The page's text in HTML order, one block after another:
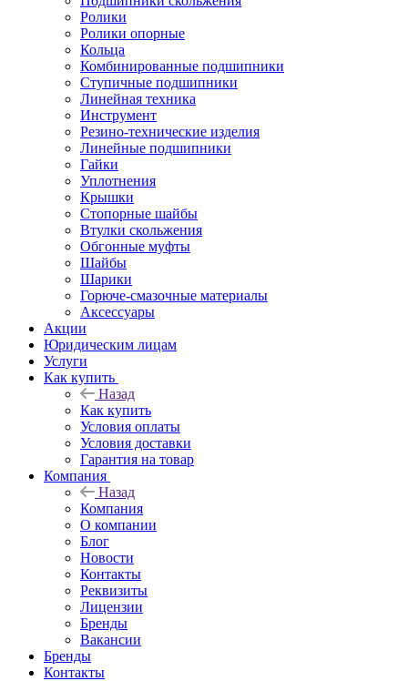
Ролики
Ролики опорные
Кольца
Комбинированные подшипники
Ступичные подшипники
Линейная техника
Инструмент
Резино-технические изделия
Линейные подшипники
Гайки
Уплотнения
Крышки
Стопорные шайбы
Втулки скольжения
Обгонные муфты
Шайбы
Шарики
Горюче-смазочные материалы
Аксессуары
Акции
Юридическим лицам
Услуги
Как купить
Назад
Как купить
Условия оплаты
Условия доставки
Гарантия на товар
Компания
Назад
Компания
О компании
Блог
Новости
Контакты
Реквизиты
Лицензии
Бренды
Вакансии
Бренды
Контакты